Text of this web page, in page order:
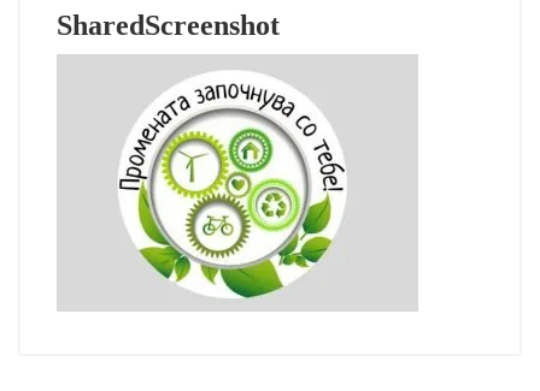
SharedScreenshot